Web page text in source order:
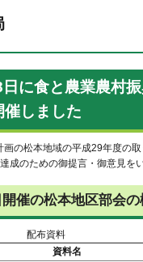
に食と農業農村
しました
画の松本地域の平成29年度の
成のための御提言・御意見を
催の松本地区部会の
配布資料
資料名